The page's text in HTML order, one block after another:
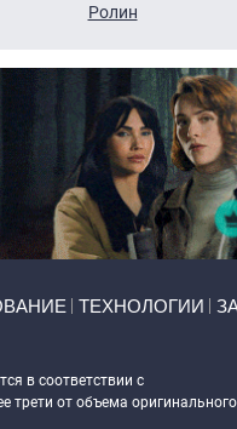
Ролин
ТЕХНОЛОГИИ
в соответствии с
трети от объема оригинального